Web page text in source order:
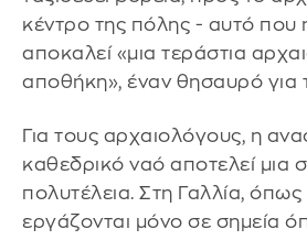
κέντρο της πόλης - αυτό που
αποκαλεί «μια τεράστια
αποθήκη», έναν θησαυρό για
Για τους αρχαιολόγους, η
καθεδρικό ναό αποτελεί μια
πολυτέλεια. Στη Γαλλία, όπως
εργάζονται μόνο σε σημεία